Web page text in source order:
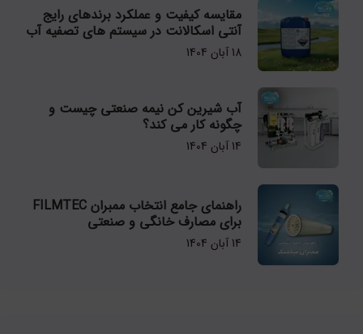
مقایسه کیفیت و عملکرد برندهای رایج
آنتی اسکالانت در سیستم های تصفیه آب
18 آبان 1404
آب شیرین کن نیمه صنعتی چیست و
چگونه کار می کند؟
14 آبان 1404
راهنمای جامع انتخاب ممبران FILMTEC
برای مصارف خانگی و صنعتی
14 آبان 1404